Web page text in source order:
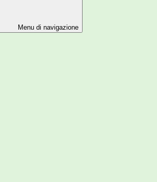
Menu di navigazione